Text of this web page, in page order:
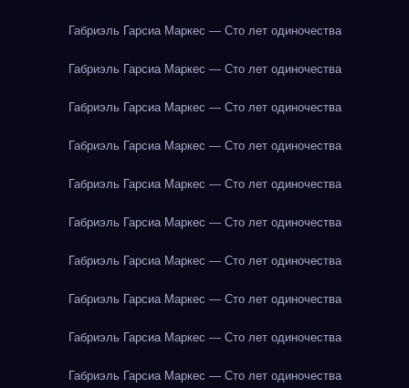
Габриэль Гарсиа Маркес — Сто лет одиночества
Габриэль Гарсиа Маркес — Сто лет одиночества
Габриэль Гарсиа Маркес — Сто лет одиночества
Габриэль Гарсиа Маркес — Сто лет одиночества
Габриэль Гарсиа Маркес — Сто лет одиночества
Габриэль Гарсиа Маркес — Сто лет одиночества
Габриэль Гарсиа Маркес — Сто лет одиночества
Габриэль Гарсиа Маркес — Сто лет одиночества
Габриэль Гарсиа Маркес — Сто лет одиночества
Габриэль Гарсиа Маркес — Сто лет одиночества